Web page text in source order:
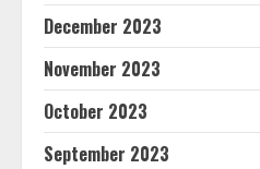
December 2023
November 2023
October 2023
September 2023